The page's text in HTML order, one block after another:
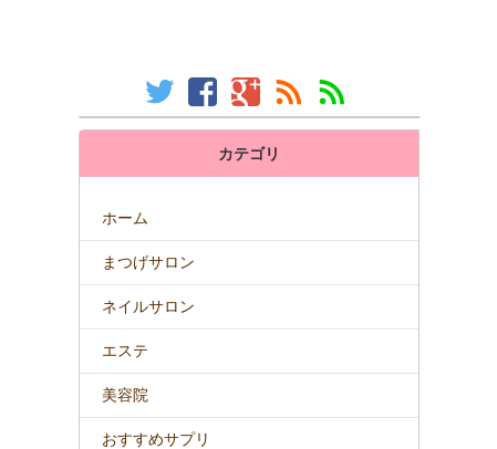
カテゴリ
ホーム
まつげサロン
ネイルサロン
エステ
美容院
おすすめサプリ